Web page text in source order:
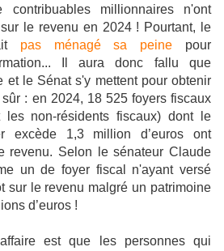
contribuables millionnaires n'ont
le revenu en 2024 ! Pourtant, le
pas ménagé sa peine pour
Il aura donc fallu que
et le Sénat s'y mettent pour obtenir
: en 2024, 18 525 foyers fiscaux
non-résidents fiscaux) dont le
excède 1,3 million d’euros ont
revenu. Selon le sénateur Claude
un de foyer fiscal n'ayant versé
sur le revenu malgré un patrimoine
d’euros !
est que les personnes qui